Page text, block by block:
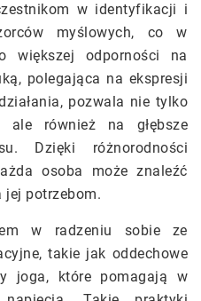
w identyfikacji i
myślowych, co w
większej odporności na
polegająca na ekspresji
pozwala nie tylko
ale również na głębsze
Dzięki różnorodności
osoba może znaleźć
jej potrzebom.
w radzeniu sobie ze
takie jak oddechowe
joga, które pomagają w